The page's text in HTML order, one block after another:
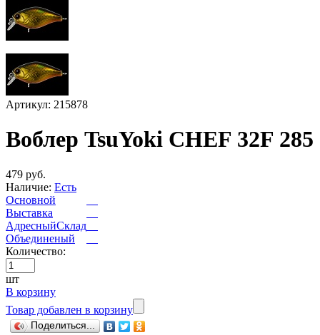
Артикул: 215878
Воблер TsuYoki CHEF 32F 285
479 руб.
Наличие: Есть
Основной
Выставка
АдресныйСклад
Объединеный
Количество:
шт
В корзину
Товар добавлен в корзину
Поделиться...